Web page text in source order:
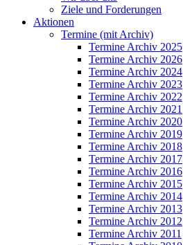
Ziele und Forderungen
Aktionen
Termine (mit Archiv)
Termine Archiv 2025
Termine Archiv 2026
Termine Archiv 2024
Termine Archiv 2023
Termine Archiv 2022
Termine Archiv 2021
Termine Archiv 2020
Termine Archiv 2019
Termine Archiv 2018
Termine Archiv 2017
Termine Archiv 2016
Termine Archiv 2015
Termine Archiv 2014
Termine Archiv 2013
Termine Archiv 2012
Termine Archiv 2011